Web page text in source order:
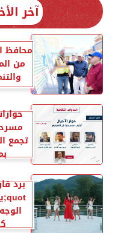
آخر
محافظ
من
تجمع
برد